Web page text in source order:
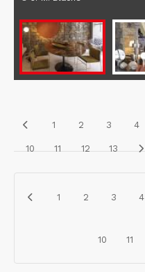
1 2 3 4
10 11 12 13
1 2 3 4
10 11